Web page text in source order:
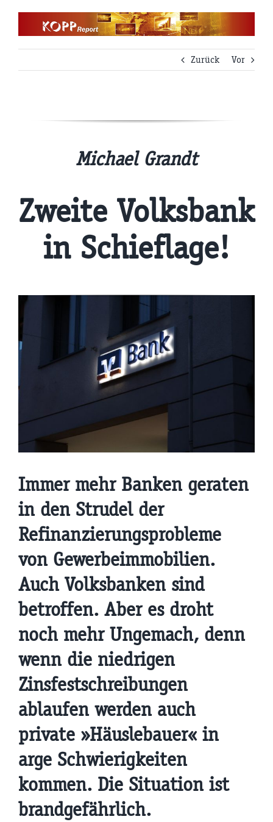
Zurück
Vor
Michael Grandt
Zweite Volksbank
in Schieflage!
Immer mehr Banken geraten
in den Strudel der
Refinanzierungsprobleme
von Gewerbeimmobilien.
Auch Volksbanken sind
betroffen. Aber es droht
noch mehr Ungemach, denn
wenn die niedrigen
Zinsfestschreibungen
ablaufen werden auch
private »Häuslebauer« in
arge Schwierigkeiten
kommen. Die Situation ist
brandgefährlich.